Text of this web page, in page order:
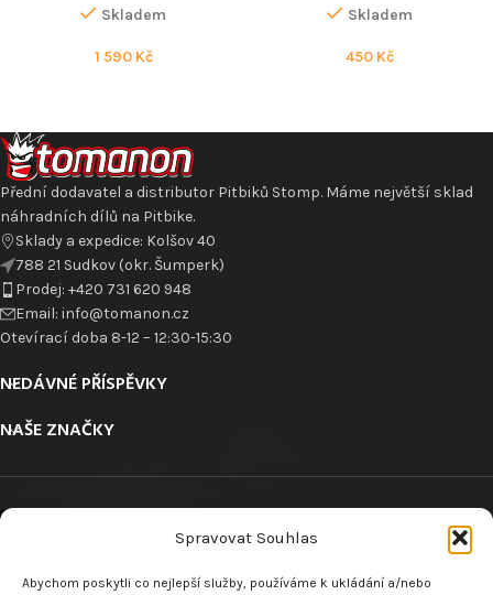
Spravovat Souhlas
Abychom poskytli co nejlepší služby, používáme k ukládání a/nebo
Skladem
1 590 Kč
Skladem
450 Kč
Přední dodavatel a distributor Pitbiků Stomp. Máme největší sklad
náhradních dílů na Pitbike.
Sklady a expedice: Kolšov 40
788 21 Sudkov (okr. Šumperk)
Prodej: +420 731 620 948
Email: info@tomanon.cz
Otevírací doba 8-12 – 12:30-15:30
NEDÁVNÉ PŘÍSPĚVKY
NAŠE ZNAČKY